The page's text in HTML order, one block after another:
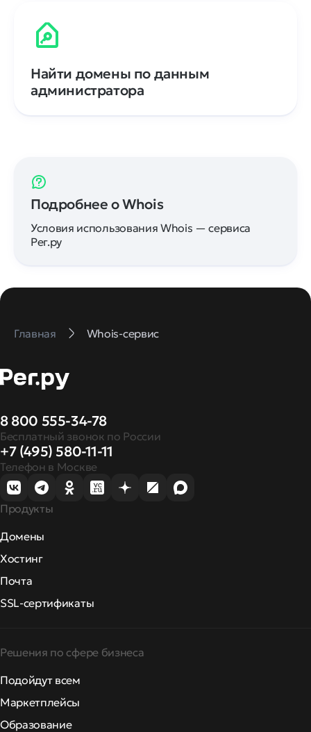
Найти домены по данным
администратора
Подробнее о Whois
Условия использования Whois — сервиса
Рег.ру
Главная Whois-сервис
8 800 555-34-78
Бесплатный звонок по России
+7 (495) 580-11-11
Телефон в Москве
Продукты
Домены
Хостинг
Почта
SSL-сертификаты
Решения по сфере бизнеса
Подойдут всем
Маркетплейсы
Образование